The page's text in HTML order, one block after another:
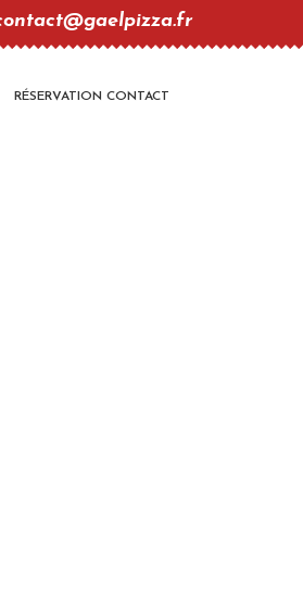
RÉSERVATION CONTACT